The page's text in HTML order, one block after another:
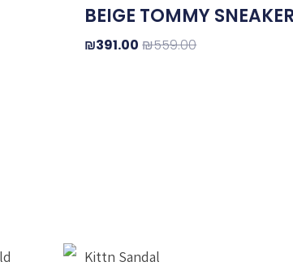
BEIGE TOMMY
₪559.00
₪559.00.
₪391.00